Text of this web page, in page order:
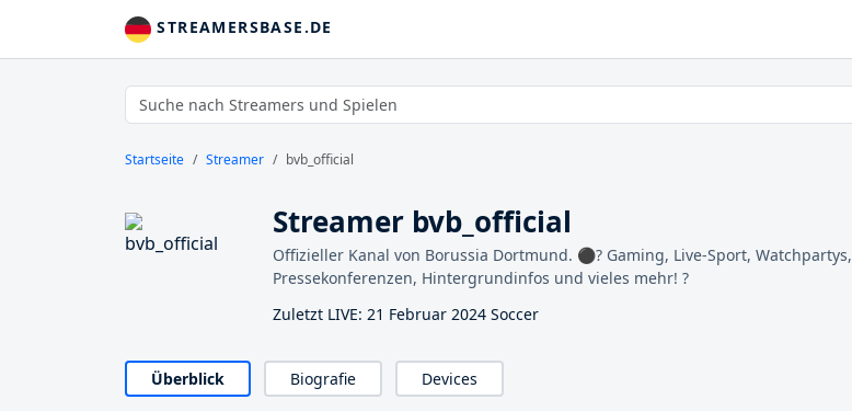
STREAMERSBASE.DE
Startseite Streamer bvb_official
Streamer bvb_official
Offizieller Kanal von Borussia Dortmund. ⚫️? Gaming, Live-Sport, Watchpartys,
Pressekonferenzen, Hintergrundinfos und vieles mehr! ?
Zuletzt LIVE: 21 Februar 2024 Soccer
Überblick Biografie Devices